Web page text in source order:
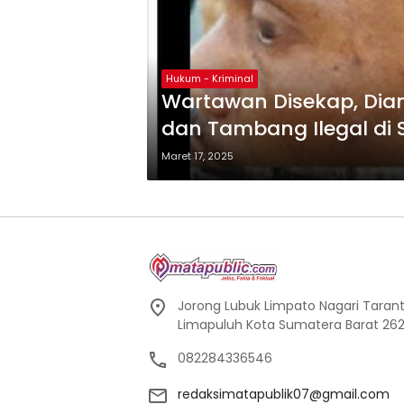
Hukum - Kriminal
Wartawan Disekap,
dan Tambang Ilegal di
Kawal Kasus Hingga
Maret 17, 2025
Jorong Lubuk Limpato Nagari
Limapuluh Kota Sumatera Barat
082284336546
redaksimatapublik07@gmail.com